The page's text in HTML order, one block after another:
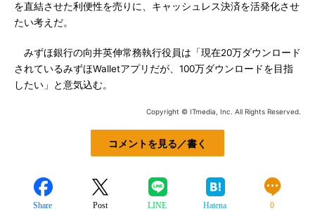
を直結させた利便性を売りに、キャッシュレス決済を活発化させ
たい考えだ。
みずほ銀行の向井英伸常務執行役員は「現在20万ダウンロード
されているみずほWalletアプリだが、100万ダウンロードを目指
したい」と意気込む。
Copyright © ITmedia, Inc. All Rights Reserved.
コメントを見る／書く
Share Post LINE Hatena 0